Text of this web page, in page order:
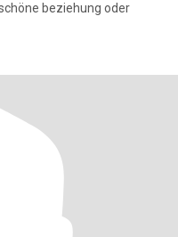
beziehung oder